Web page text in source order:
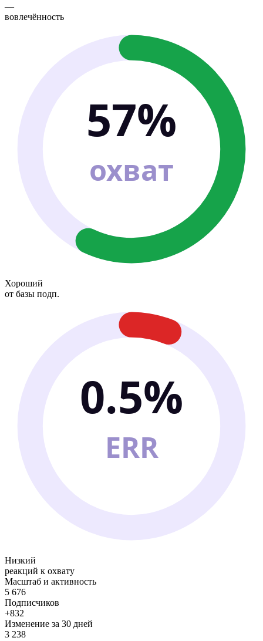
—
вовлечённость
57%
охват
Хороший
от базы подп.
0.5%
ERR
Низкий
реакций к охвату
Масштаб и активность
5 676
Подписчиков
+832
Изменение за 30 дней
3 238